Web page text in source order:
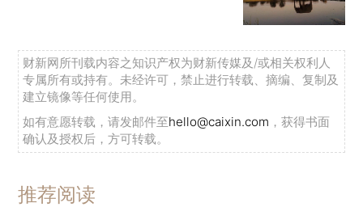
财新网所刊载内容之知识产权为财新传媒及/或相关权利人
专属所有或持有。未经许可，禁止进行转载、摘编、复制及
建立镜像等任何使用。
如有意愿转载，请发邮件至hello@caixin.com ，获得书面
确认及授权后，方可转载。
推荐阅读